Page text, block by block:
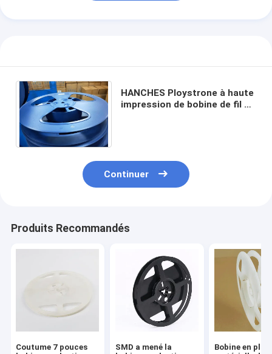
HANCHES Ploystrone à haute
impression de bobine de fil de
Continuer
Produits Recommandés
Coutume 7 pouces
SMD a mené la
Bobine en